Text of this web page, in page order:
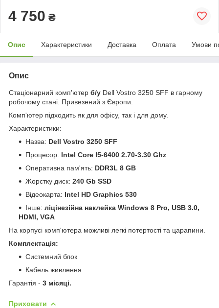
4 750 ₴
Опис Характеристики Доставка Оплата Умови
Опис
Стаціонарний комп'ютер б/у Dell Vostro 3250 SFF в гарному
робочому стані. Привезений з Європи.
Комп'ютер підходить як для офісу, так і для дому.
Характеристики:
Назва: Dell Vostro 3250 SFF
Процесор: Intel Core I5-6400 2.70-3.30 Ghz
Оперативна пам'ять: DDR3L 8 GB
Жорстку диск: 240 Gb SSD
Відеокарта: Intel HD Graphics 530
Інше: ліцінезійна наклейка Windows 8 Pro, USB 3.0,
HDMI, VGA
На корпусі комп'ютера можливі легкі потертості та царапини.
Комплектація:
Системний блок
Кабель живлення
Гарантія - 3 місяці.
Приховати